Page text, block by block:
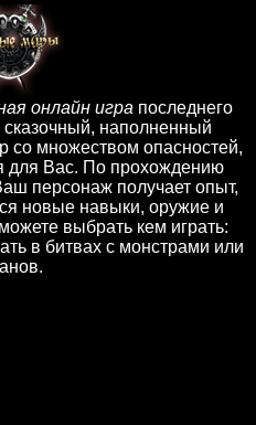
онлайн игра последнего
наполненный
со множеством опасностей,
для Вас. По прохождению
персонаж получает опыт,
новые навыки, оружие и
выбрать кем играть:
в битвах с монстрами или